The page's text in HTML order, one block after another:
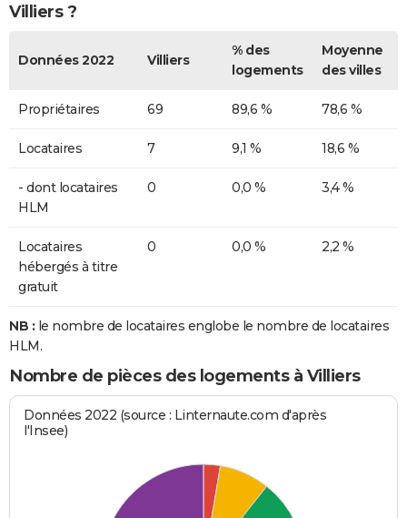
Villiers ?
Données 2022 Villiers
% des
logements
Moyenne
des villes
Propriétaires 69 89,6 % 78,6 %
Locataires 7 9,1 % 18,6 %
- dont locataires
HLM
0 0,0 % 3,4 %
Locataires
hébergés à titre
gratuit
0 0,0 % 2,2 %
NB : le nombre de locataires englobe le nombre de locataires
HLM.
Nombre de pièces des logements à Villiers
Données 2022 (source : Linternaute.com d'après
l'Insee)